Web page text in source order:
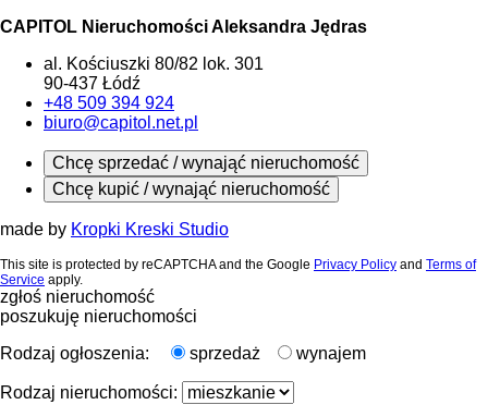
CAPITOL Nieruchomości Aleksandra Jędras
al. Kościuszki 80/82 lok. 301
90-437 Łódź
+48 509 394 924
biuro@capitol.net.pl
Chcę sprzedać / wynająć nieruchomość
Chcę kupić / wynająć nieruchomość
made by Kropki Kreski Studio
This site is protected by reCAPTCHA and the Google Privacy Policy and Terms of
Service apply.
zgłoś nieruchomość
poszukuję nieruchomości
Rodzaj ogłoszenia:
sprzedaż wynajem
Rodzaj nieruchomości: